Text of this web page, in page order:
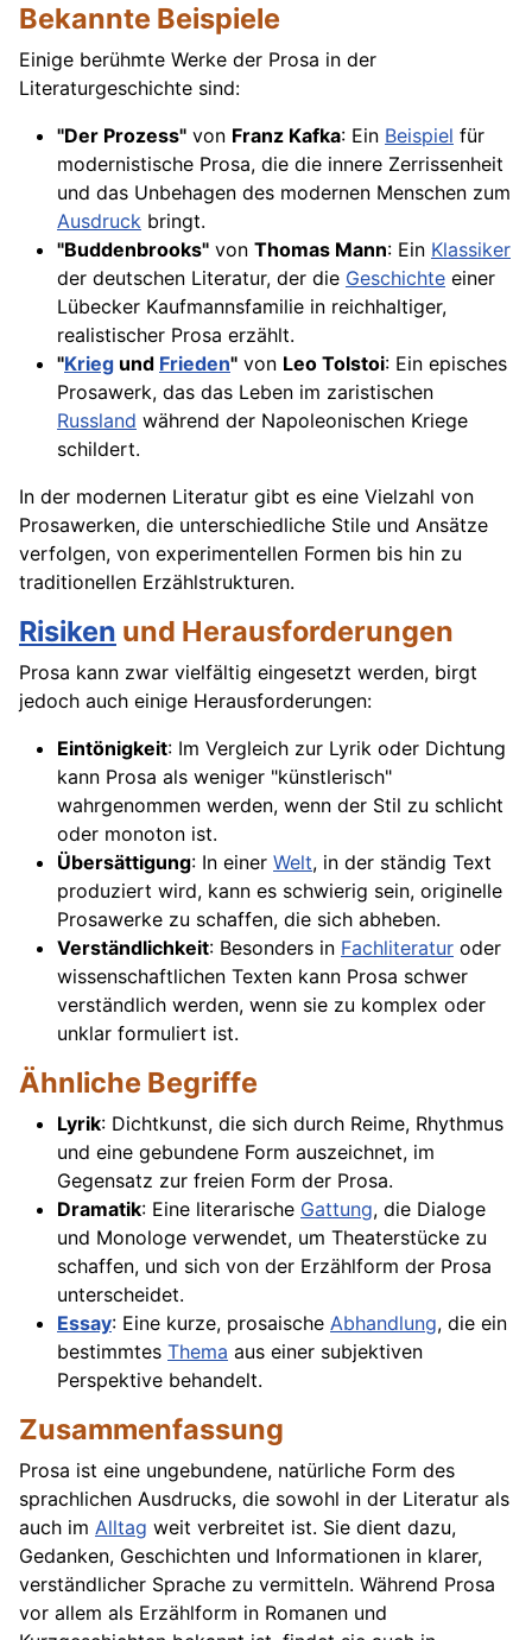
Bekannte Beispiele
Einige berühmte Werke der Prosa in der
Literaturgeschichte sind:
"Der Prozess" von Franz Kafka: Ein Beispiel für
modernistische Prosa, die die innere Zerrissenheit
und das Unbehagen des modernen Menschen zum
Ausdruck bringt.
"Buddenbrooks" von Thomas Mann: Ein Klassiker
der deutschen Literatur, der die Geschichte einer
Lübecker Kaufmannsfamilie in reichhaltiger,
realistischer Prosa erzählt.
"Krieg und Frieden" von Leo Tolstoi: Ein episches
Prosawerk, das das Leben im zaristischen
Russland während der Napoleonischen Kriege
schildert.
In der modernen Literatur gibt es eine Vielzahl von
Prosawerken, die unterschiedliche Stile und Ansätze
verfolgen, von experimentellen Formen bis hin zu
traditionellen Erzählstrukturen.
Risiken und Herausforderungen
Prosa kann zwar vielfältig eingesetzt werden, birgt
jedoch auch einige Herausforderungen:
Eintönigkeit: Im Vergleich zur Lyrik oder Dichtung
kann Prosa als weniger "künstlerisch"
wahrgenommen werden, wenn der Stil zu schlicht
oder monoton ist.
Übersättigung: In einer Welt, in der ständig Text
produziert wird, kann es schwierig sein, originelle
Prosawerke zu schaffen, die sich abheben.
Verständlichkeit: Besonders in Fachliteratur oder
wissenschaftlichen Texten kann Prosa schwer
verständlich werden, wenn sie zu komplex oder
unklar formuliert ist.
Ähnliche Begriffe
Lyrik: Dichtkunst, die sich durch Reime, Rhythmus
und eine gebundene Form auszeichnet, im
Gegensatz zur freien Form der Prosa.
Dramatik: Eine literarische Gattung, die Dialoge
und Monologe verwendet, um Theaterstücke zu
schaffen, und sich von der Erzählform der Prosa
unterscheidet.
Essay: Eine kurze, prosaische Abhandlung, die ein
bestimmtes Thema aus einer subjektiven
Perspektive behandelt.
Zusammenfassung
Prosa ist eine ungebundene, natürliche Form des
sprachlichen Ausdrucks, die sowohl in der Literatur als
auch im Alltag weit verbreitet ist. Sie dient dazu,
Gedanken, Geschichten und Informationen in klarer,
verständlicher Sprache zu vermitteln. Während Prosa
vor allem als Erzählform in Romanen und